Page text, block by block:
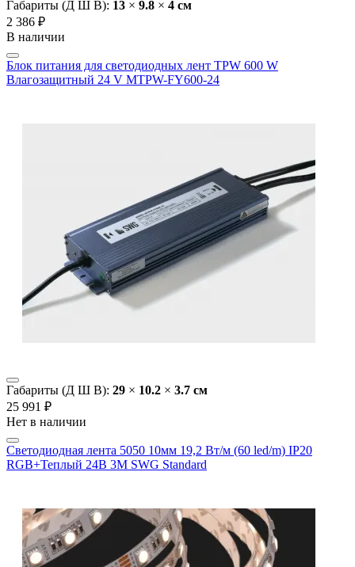
Габариты (Д Ш В): 13 × 9.8 × 4 cм
2 386 ₽
В наличии
Блок питания для светодиодных лент TPW 600 W
Влагозащитный 24 V MTPW-FY600-24
Габариты (Д Ш В): 29 × 10.2 × 3.7 cм
25 991 ₽
Нет в наличии
Светодиодная лента 5050 10мм 19,2 Вт/м (60 led/m) IP20
RGB+Теплый 24В 3М SWG Standard